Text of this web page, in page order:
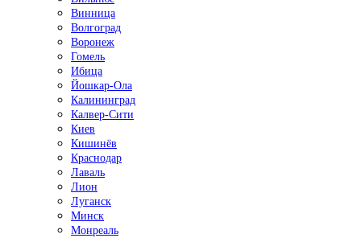
Винница
Волгоград
Воронеж
Гомель
Ибица
Йошкар-Ола
Калининград
Калвер-Сити
Киев
Кишинёв
Краснодар
Лаваль
Лион
Луганск
Минск
Монреаль